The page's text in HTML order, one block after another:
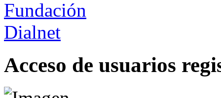
Acceso de usuarios